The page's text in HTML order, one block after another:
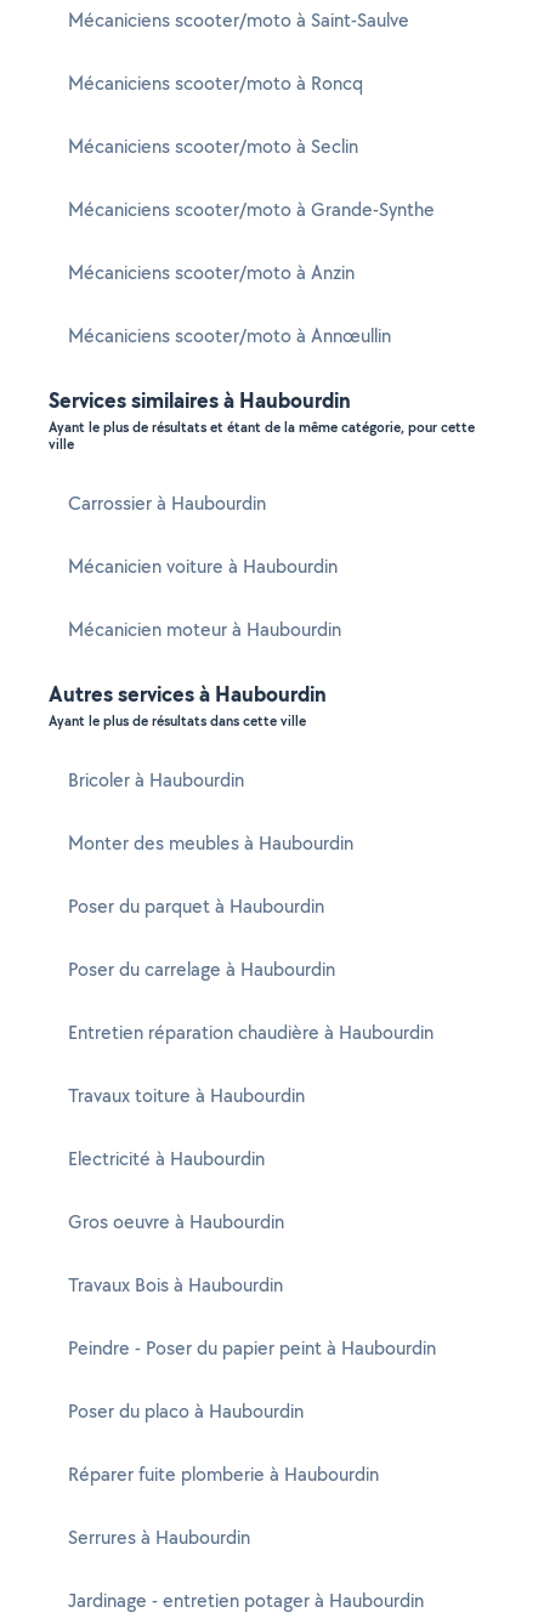
Mécaniciens scooter/moto à Saint-Saulve
Mécaniciens scooter/moto à Roncq
Mécaniciens scooter/moto à Seclin
Mécaniciens scooter/moto à Grande-Synthe
Mécaniciens scooter/moto à Anzin
Mécaniciens scooter/moto à Annœullin
Services similaires à Haubourdin
Ayant le plus de résultats et étant de la même catégorie, pour cette
ville
Carrossier à Haubourdin
Mécanicien voiture à Haubourdin
Mécanicien moteur à Haubourdin
Autres services à Haubourdin
Ayant le plus de résultats dans cette ville
Bricoler à Haubourdin
Monter des meubles à Haubourdin
Poser du parquet à Haubourdin
Poser du carrelage à Haubourdin
Entretien réparation chaudière à Haubourdin
Travaux toiture à Haubourdin
Electricité à Haubourdin
Gros oeuvre à Haubourdin
Travaux Bois à Haubourdin
Peindre - Poser du papier peint à Haubourdin
Poser du placo à Haubourdin
Réparer fuite plomberie à Haubourdin
Serrures à Haubourdin
Jardinage - entretien potager à Haubourdin